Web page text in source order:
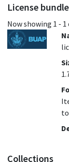
License bundle
Now showing 1 - 1
Collections